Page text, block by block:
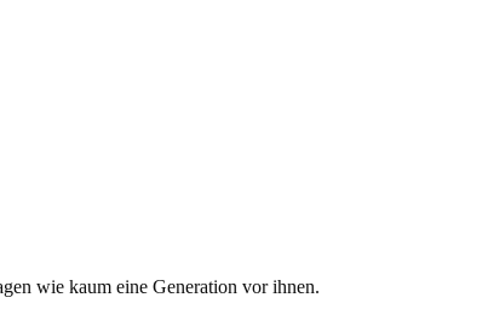
wie kaum eine Generation vor ihnen.